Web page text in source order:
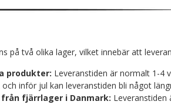
på två olika lager, vilket innebär att
produkter: Leveranstiden är normalt 1-4
och inför jul kan leveranstiden bli något
fjärrlager i Danmark: Leveranstiden